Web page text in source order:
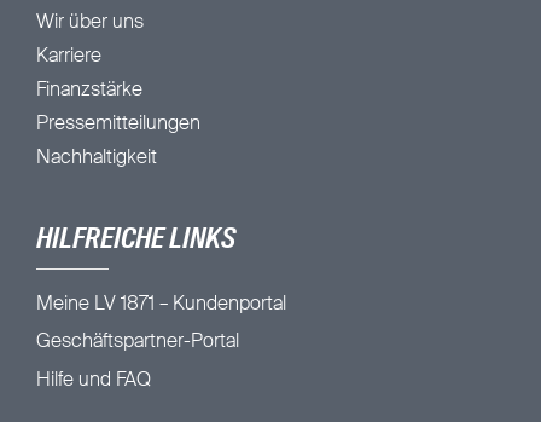
Wir über uns
Karriere
Finanzstärke
Pressemitteilungen
Nachhaltigkeit
HILFREICHE LINKS
Meine LV 1871 – Kundenportal
Geschäftspartner-Portal
Hilfe und FAQ